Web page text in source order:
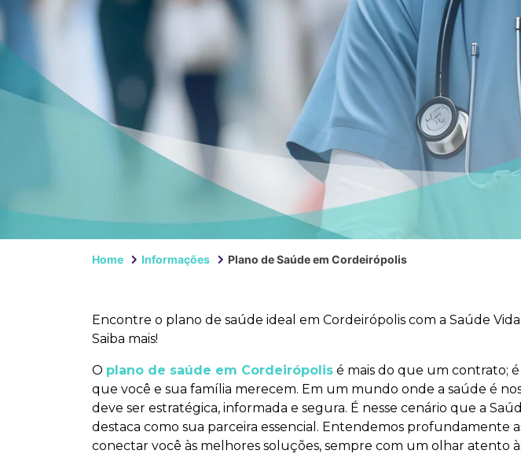
Home Informações Plano de Saúde em Cordeirópolis
Encontre o plano de saúde ideal em Cordeirópolis com a Saúde
Saiba mais!
O plano de saúde em Cordeirópolis é mais do que um contrato;
que você e sua família merecem. Em um mundo onde a saúde é
deve ser estratégica, informada e segura. É nesse cenário que a
destaca como sua parceira essencial. Entendemos profundamente
conectar você às melhores soluções, sempre com um olhar atento